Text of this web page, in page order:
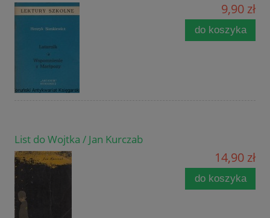
9,90 zł
do koszyka
List do Wojtka / Jan Kurczab
14,90 zł
do koszyka